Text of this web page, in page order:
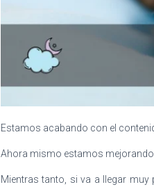
Estamos acabando con el
Ahora mismo estamos mejorando
Mientras tanto, si va a llegar